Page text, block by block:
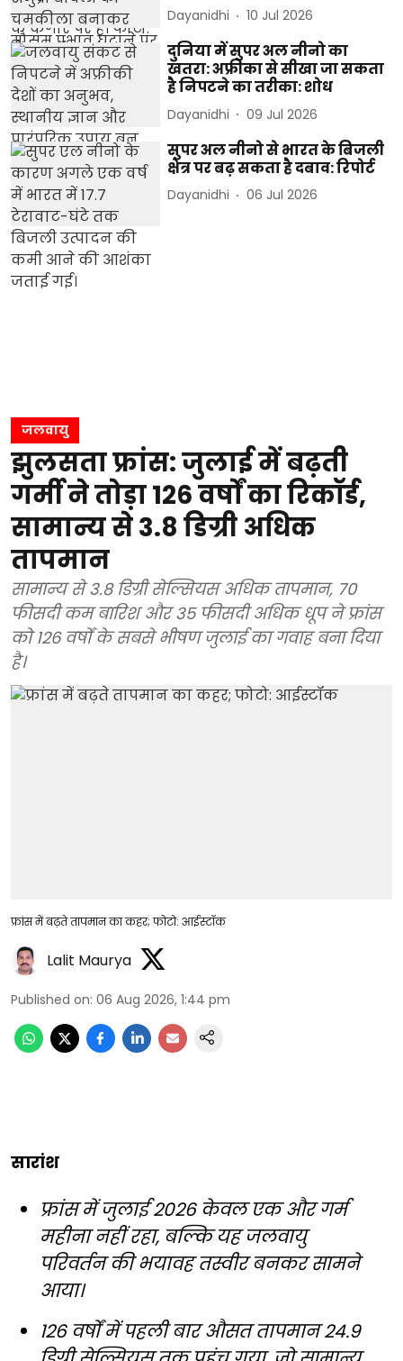
Dayanidhi 10 Jul 2026
दुनिया में सुपर अल नीनो का
खतरा: अफ्रीका से सीखा जा सकता
है निपटने का तरीका: शोध
Dayanidhi 09 Jul 2026
सुपर अल नीनो से भारत के बिजली
क्षेत्र पर बढ़ सकता है दबाव: रिपोर्ट
Dayanidhi 06 Jul 2026
जलवायु
झुलसता फ्रांस: जुलाई में बढ़ती
गर्मी ने तोड़ा 126 वर्षों का रिकॉर्ड,
सामान्य से 3.8 डिग्री अधिक
तापमान
सामान्य से 3.8 डिग्री सेल्सियस अधिक तापमान, 70
फीसदी कम बारिश और 35 फीसदी अधिक धूप ने फ्रांस
को 126 वर्षों के सबसे भीषण जुलाई का गवाह बना दिया
है।
फ्रांस में बढ़ते तापमान का कहर; फोटो: आईस्टॉक
Lalit Maurya
Published on: 06 Aug 2026, 1:44 pm
सारांश
फ्रांस में जुलाई 2026 केवल एक और गर्म
महीना नहीं रहा, बल्कि यह जलवायु
परिवर्तन की भयावह तस्वीर बनकर सामने
आया।
126 वर्षों में पहली बार औसत तापमान 24.9